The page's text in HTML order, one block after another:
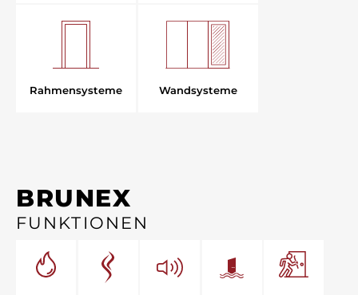
Rahmensysteme Wandsysteme
BRUNEX
FUNKTIONEN